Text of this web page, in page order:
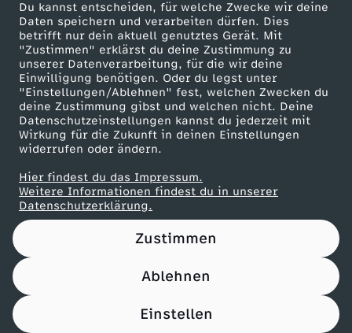
Du kannst entscheiden, für welche Zwecke wir deine
Daten speichern und verarbeiten dürfen. Dies
betrifft nur dein aktuell genutztes Gerät. Mit
"Zustimmen" erklärst du deine Zustimmung zu
unserer Datenverarbeitung, für die wir deine
Einwilligung benötigen. Oder du legst unter
"Einstellungen/Ablehnen" fest, welchen Zwecken du
deine Zustimmung gibst und welchen nicht. Deine
Datenschutzeinstellungen kannst du jederzeit mit
Wirkung für die Zukunft in deinen Einstellungen
widerrufen oder ändern.
Hier findest du das Impressum.
Weitere Informationen findest du in unserer
Datenschutzerklärung.
Zustimmen
Ablehnen
Einstellen
67 KB (PDF)
Maronencremesuppe mit Thymian-Crostini
Herunterladen
66 KB (PDF)
Beef Tri-Tip mit Süßkartoffel-Wedges
Herunterladen
21 KB (PDF)
Panettone-Pudding mit Orangensoße
Pfannkuchen-Rouladen